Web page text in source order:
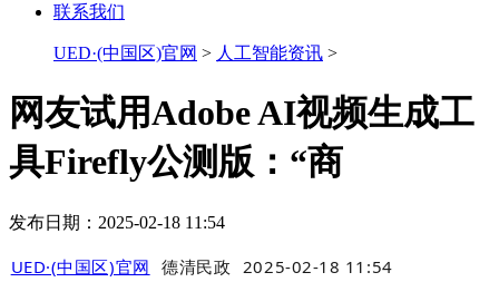
联系我们
UED·(中国区)官网 > 人工智能资讯 >
网友试用Adobe AI视频生成工
具Firefly公测版：“商
发布日期：2025-02-18 11:54
UED·(中国区)官网 德清民政 2025-02-18 11:54